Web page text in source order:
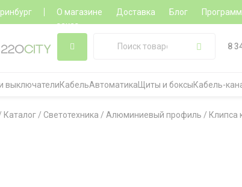
О магазине Доставка Блог
заказ
8
выключателиКабельАвтоматика Щиты и боксыКабель-
Каталог / Светотехника / Алюминиевый профиль / Клипса